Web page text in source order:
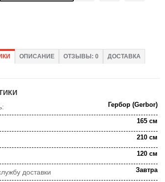
ОПИСАНИЕ ОТЗЫВЫ: 0 ДОСТАВКА
Гербор (Gerbor)
165 см
210 см
120 см
доставки Завтра